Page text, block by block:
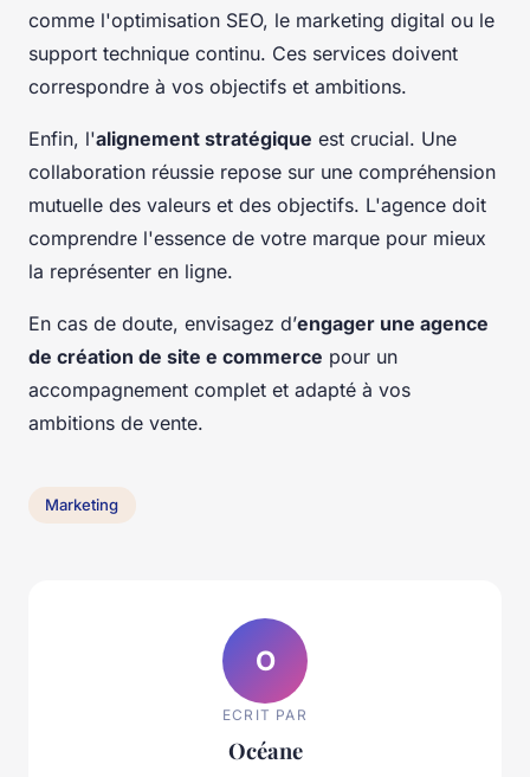
comme l'optimisation SEO, le marketing digital ou le
support technique continu. Ces services doivent
correspondre à vos objectifs et ambitions.
Enfin, l'alignement stratégique est crucial. Une
collaboration réussie repose sur une compréhension
mutuelle des valeurs et des objectifs. L'agence doit
comprendre l'essence de votre marque pour mieux
la représenter en ligne.
En cas de doute, envisagez d’engager une agence
de création de site e commerce pour un
accompagnement complet et adapté à vos
ambitions de vente.
Marketing
O
ECRIT PAR
Océane